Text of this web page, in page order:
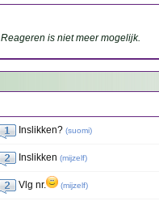
Reageren is niet meer mogelijk.
Inslikken? (suomi)
Inslikken (mijzelf)
Vlg nr. (mijzelf)